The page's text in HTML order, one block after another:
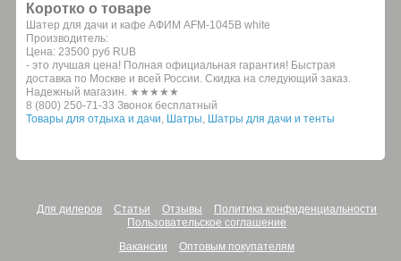
Коротко о товаре
Шатер для дачи и кафе АФИМ AFM-1045B white
Производитель:
Цена: 23500 руб RUB
- это лучшая цена! Полная официальная гарантия! Быстрая
доставка по Москве и всей России. Скидка на следующий заказ.
Надежный магазин. ★★★★★
8 (800) 250-71-33 Звонок бесплатный
Товары для отдыха и дачи, Шатры, Шатры для дачи и тенты
Для дилеров Статьи Отзывы
Политика конфиденциальности
Пользовательское соглашение
Вакансии
Оптовым покупателям